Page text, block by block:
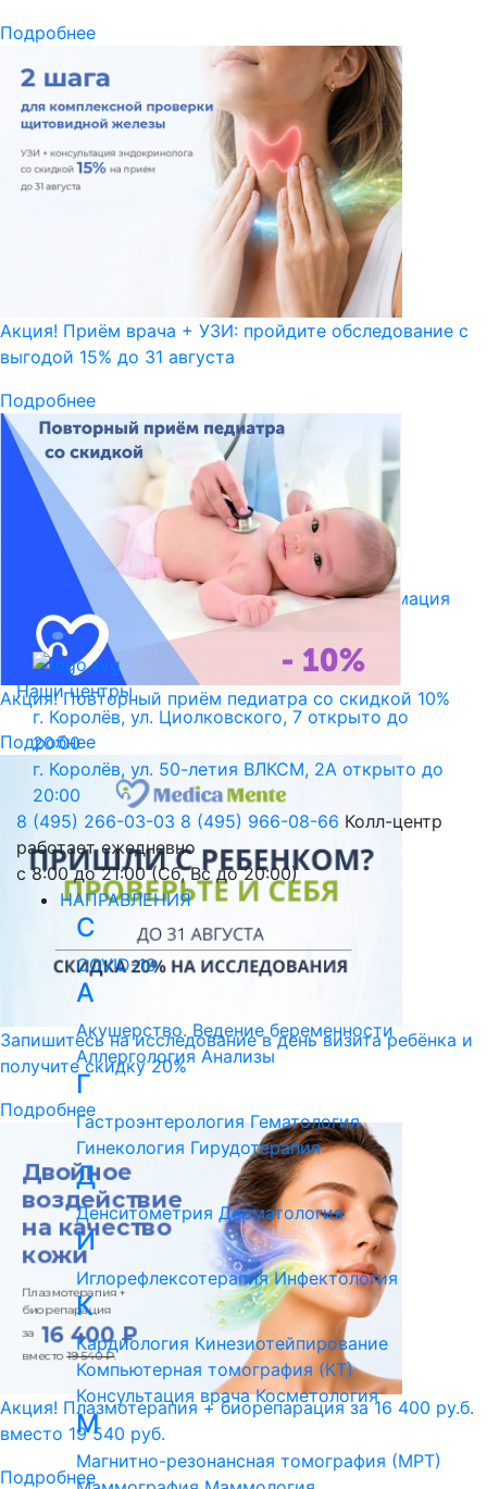
Подробнее
Акция! Приём врача + УЗИ: пройдите обследование с
выгодой 15% до 31 августа
Подробнее
Акция! Повторный приём педиатра со скидкой 10%
Подробнее
Запишитесь на исследование в день визита ребёнка и
получите скидку 20%
Подробнее
Акция! Плазмотерапия + биорепарация за 16 400 ру.б.
вместо 19 540 руб.
Подробнее
Библиотека пациента
Правовая информация
Версия для слабовидящих
Наши центры
г. Королёв, ул. Циолковского, 7 открыто до
20:00
г. Королёв, ул. 50-летия ВЛКСМ, 2А открыто до
20:00
8 (495) 266-03-03 8 (495) 966-08-66 Колл-центр
работает ежедневно
с 8:00 до 21:00 (Сб, Вс до 20:00)
НАПРАВЛЕНИЯ
C
COVID-19
А
Акушерство. Ведение беременности
Аллергология Анализы
Г
Гастроэнтерология Гематология
Гинекология Гирудотерапия
Д
Денситометрия Дерматология
И
Иглорефлексотерапия Инфектология
К
Кардиология Кинезиотейпирование
Компьютерная томография (КТ)
Консультация врача Косметология
М
Магнитно-резонансная томография (МРТ)